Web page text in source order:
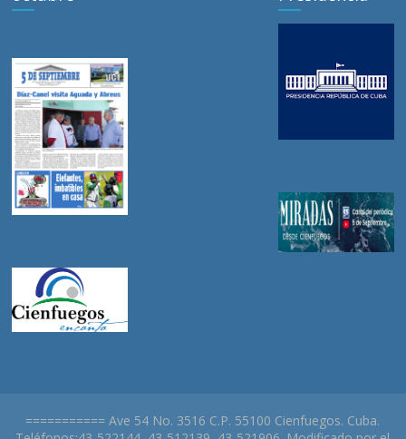
=========== Ave 54 No. 3516 C.P. 55100 Cienfuegos. Cuba.